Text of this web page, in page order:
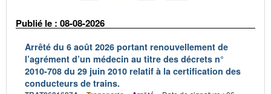
Publié le : 08-08-2026
Arrêté du 6 août 2026 portant renouvellement de
l’agrément d’un médecin au titre des décrets n°
2010-708 du 29 juin 2010 relatif à la certification des
conducteurs de trains.